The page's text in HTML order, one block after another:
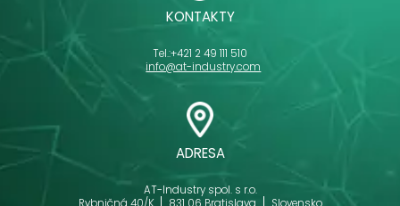
KONTAKTY
Tel.:+421 2 49 111 510
info@at-industry.com
ADRESA
AT-Industry spol. s r.o.
Rybničná 40/K
831 06 Bratislava Slovensko